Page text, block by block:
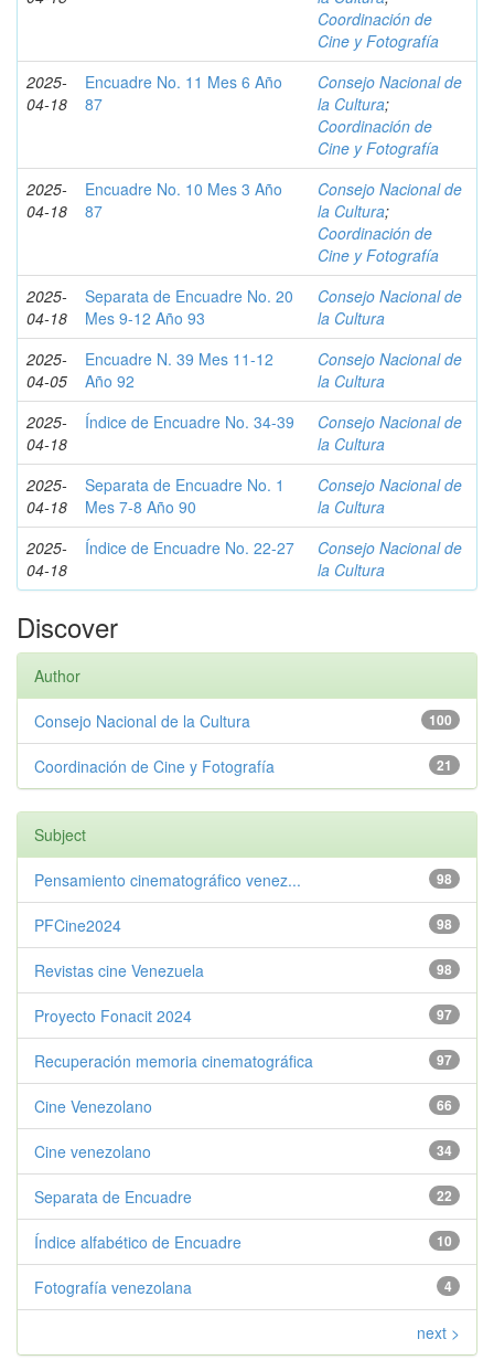
Coordinación de
Cine y Fotografía
2025-
04-18
Encuadre No. 11 Mes 6 Año
87
Consejo Nacional de
la Cultura;
Coordinación de
Cine y Fotografía
2025-
04-18
Encuadre No. 10 Mes 3 Año
87
Consejo Nacional de
la Cultura;
Coordinación de
Cine y Fotografía
2025-
04-18
Separata de Encuadre No. 20
Mes 9-12 Año 93
Consejo Nacional de
la Cultura
2025-
04-05
Encuadre N. 39 Mes 11-12
Año 92
Consejo Nacional de
la Cultura
2025-
04-18
Índice de Encuadre No. 34-39
Consejo Nacional de
la Cultura
2025-
04-18
Separata de Encuadre No. 1
Mes 7-8 Año 90
Consejo Nacional de
la Cultura
2025-
04-18
Índice de Encuadre No. 22-27
Consejo Nacional de
la Cultura
Discover
Author
100
Consejo Nacional de la Cultura
21
Coordinación de Cine y Fotografía
Subject
98
Pensamiento cinematográfico venez...
98
PFCine2024
98
Revistas cine Venezuela
97
Proyecto Fonacit 2024
97
Recuperación memoria cinematográfica
66
Cine Venezolano
34
Cine venezolano
22
Separata de Encuadre
10
Índice alfabético de Encuadre
4
Fotografía venezolana
next >